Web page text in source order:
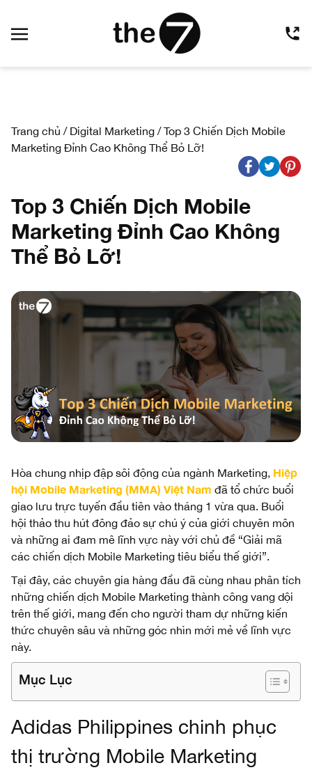
Trang chủ / Digital Marketing /Top 3 Chiến Dịch Mobile
Marketing Đỉnh Cao Không Thể Bỏ Lỡ!
Top 3 Chiến Dịch Mobile
Marketing Đỉnh Cao Không
Thể Bỏ Lỡ!
Hòa chung nhịp đập sôi động của ngành Marketing, Hiệp
hội Mobile Marketing (MMA) Việt Nam đã tổ chức buổi
giao lưu trực tuyến đầu tiên vào tháng 1 vừa qua. Buổi
hội thảo thu hút đông đảo sự chú ý của giới chuyên môn
và những ai đam mê lĩnh vực này với chủ đề “Giải mã
các chiến dịch Mobile Marketing tiêu biểu thế giới”.
Tại đây, các chuyên gia hàng đầu đã cùng nhau phân tích
những chiến dịch Mobile Marketing thành công vang dội
trên thế giới, mang đến cho người tham dự những kiến
thức chuyên sâu và những góc nhìn mới mẻ về lĩnh vực
này.
Mục Lục
Adidas Philippines chinh phục
thị trường Mobile Marketing